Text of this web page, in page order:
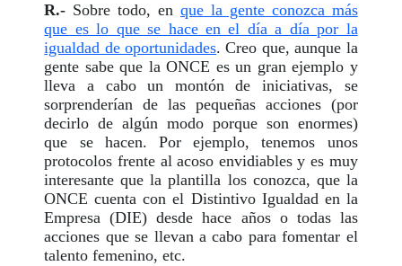
R.- Sobre todo, en que la gente conozca más
que es lo que se hace en el día a día por la
igualdad de oportunidades. Creo que, aunque la
gente sabe que la ONCE es un gran ejemplo y
lleva a cabo un montón de iniciativas, se
sorprenderían de las pequeñas acciones (por
decirlo de algún modo porque son enormes)
que se hacen. Por ejemplo, tenemos unos
protocolos frente al acoso envidiables y es muy
interesante que la plantilla los conozca, que la
ONCE cuenta con el Distintivo Igualdad en la
Empresa (DIE) desde hace años o todas las
acciones que se llevan a cabo para fomentar el
talento femenino, etc.